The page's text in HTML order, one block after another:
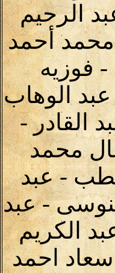
الرحيم
أحمد
فوزيه
الوهاب
القادر -
محمد
- عبد
- عبد
الكريم
احمد